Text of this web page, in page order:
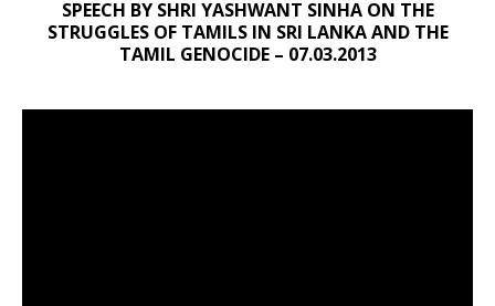
SPEECH BY SHRI YASHWANT SINHA ON THE
STRUGGLES OF TAMILS IN SRI LANKA AND THE
TAMIL GENOCIDE – 07.03.2013